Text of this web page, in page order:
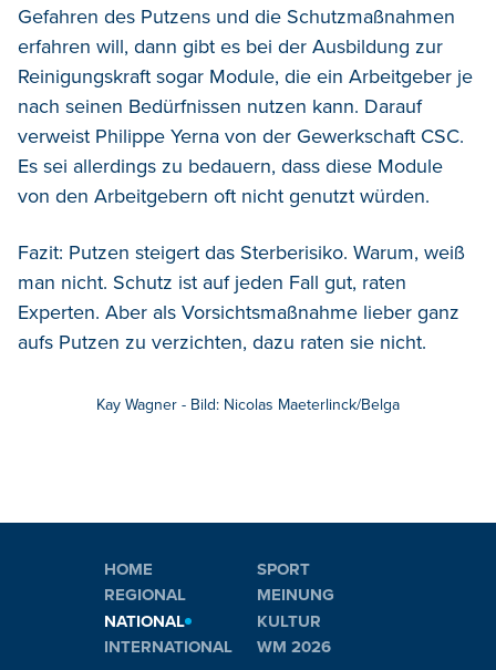
Gefahren des Putzens und die Schutzmaßnahmen
erfahren will, dann gibt es bei der Ausbildung zur
Reinigungskraft sogar Module, die ein Arbeitgeber je
nach seinen Bedürfnissen nutzen kann. Darauf
verweist Philippe Yerna von der Gewerkschaft CSC.
Es sei allerdings zu bedauern, dass diese Module
von den Arbeitgebern oft nicht genutzt würden.
Fazit: Putzen steigert das Sterberisiko. Warum, weiß
man nicht. Schutz ist auf jeden Fall gut, raten
Experten. Aber als Vorsichtsmaßnahme lieber ganz
aufs Putzen zu verzichten, dazu raten sie nicht.
Kay Wagner - Bild: Nicolas Maeterlinck/Belga
HOME
REGIONAL
NATIONAL
INTERNATIONAL
SPORT
MEINUNG
KULTUR
WM 2026